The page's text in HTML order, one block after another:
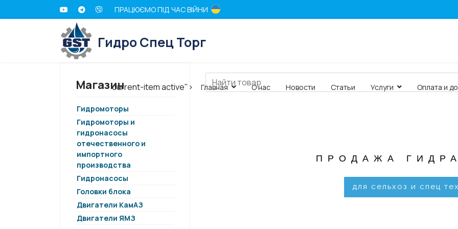
ПРАЦЮЄМО ПІД ЧАС ВІЙНИ
Гидро Спец Торг
current-item active"> Главная О нас Новости Статьи Услуги Оплата и
Магазин
Гидромоторы
Гидромоторы и
гидронасосы
отечественного и
импортного
производства
Гидронасосы
Головки блока
Двигатели КамАЗ
Двигатели ЯМЗ
ПРОДАЖА
для сельхоз и спец